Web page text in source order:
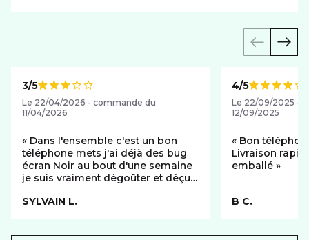
Note de
3/5
Le 22/04/2026 - commande du
11/04/2026
Dans l'ensemble c'est un bon
téléphone mets j'ai déjà des bug
écran Noir au bout d'une semaine
je suis vraiment dégoûter et déçu
SYLVAIN L.
Note de
4/5
Le 22/09/2025 -
12/09/2025
Bon
Livraison
emballé
B C.